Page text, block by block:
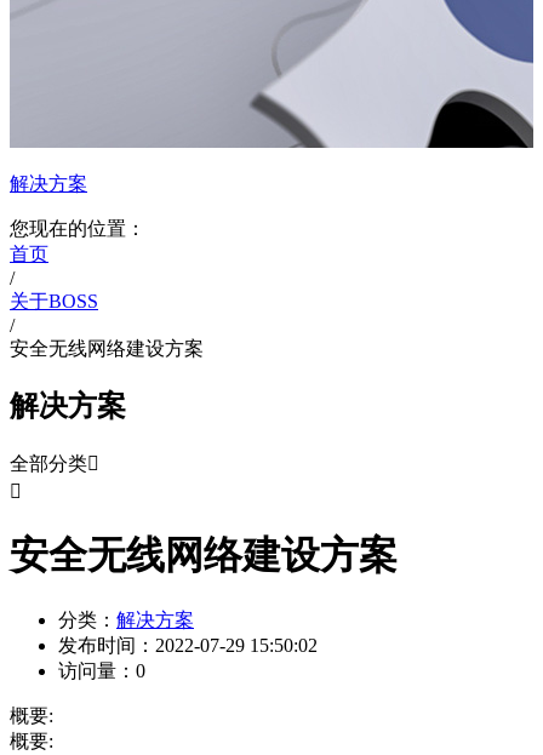
解决方案
您现在的位置：
首页
/
关于BOSS
/
安全无线网络建设方案
解决方案
全部分类

安全无线网络建设方案
分类： 解决方案
发布时间： 2022-07-29 15:50:02
访问量： 0
概要:
概要: